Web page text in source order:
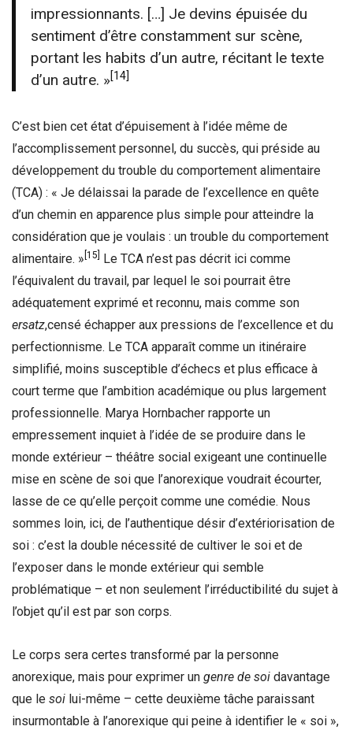
impressionnants. […] Je devins épuisée du
sentiment d’être constamment sur scène,
portant les habits d’un autre, récitant le texte
d’un autre. »[14]
C’est bien cet état d’épuisement à l’idée même de
l’accomplissement personnel, du succès, qui préside au
développement du trouble du comportement alimentaire
(TCA) : « Je délaissai la parade de l’excellence en quête
d’un chemin en apparence plus simple pour atteindre la
considération que je voulais : un trouble du comportement
alimentaire. » [15]
Le TCA n’est pas décrit ici comme
l’équivalent du travail, par lequel le soi pourrait être
adéquatement exprimé et reconnu, mais comme son
ersatz,censé échapper aux pressions de l’excellence et du
perfectionnisme. Le TCA apparaît comme un itinéraire
simplifié, moins susceptible d’échecs et plus efficace à
court terme que l’ambition académique ou plus largement
professionnelle. Marya Hornbacher rapporte un
empressement inquiet à l’idée de se produire dans le
monde extérieur – théâtre social exigeant une continuelle
mise en scène de soi que l’anorexique voudrait écourter,
lasse de ce qu’elle perçoit comme une comédie. Nous
sommes loin, ici, de l’authentique désir d’extériorisation de
soi : c’est la double nécessité de cultiver le soi et de
l’exposer dans le monde extérieur qui semble
problématique – et non seulement l’irréductibilité du sujet à
l’objet qu’il est par son corps.
Le corps sera certes transformé par la personne
anorexique, mais pour exprimer un genre de soi davantage
que le soi lui-même – cette deuxième tâche paraissant
insurmontable à l’anorexique qui peine à identifier le « soi »,